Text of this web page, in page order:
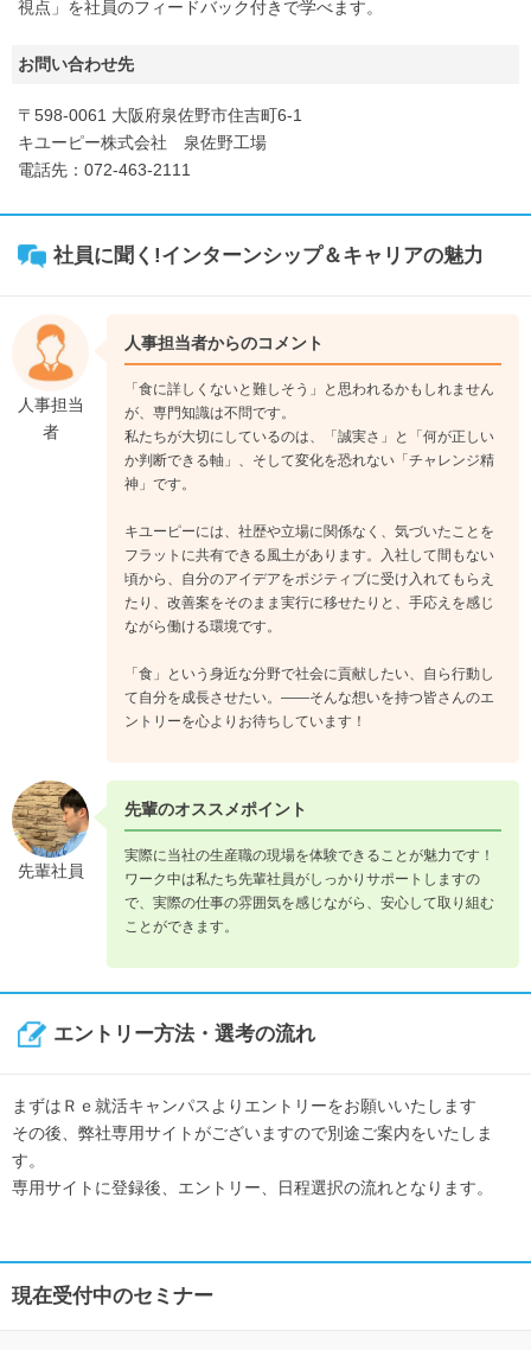
視点」を社員のフィードバック付きで学べます。
お問い合わせ先
〒598-0061 大阪府泉佐野市住吉町6-1
キユーピー株式会社 泉佐野工場
電話先：072-463-2111
社員に聞く!インターンシップ＆キャリアの魅力
人事担当
者
人事担当者からのコメント
「食に詳しくないと難しそう」と思われるかもしれません
が、専門知識は不問です。
私たちが大切にしているのは、「誠実さ」と「何が正しい
か判断できる軸」、そして変化を恐れない「チャレンジ精
神」です。
キユーピーには、社歴や立場に関係なく、気づいたことを
フラットに共有できる風土があります。入社して間もない
頃から、自分のアイデアをポジティブに受け入れてもらえ
たり、改善案をそのまま実行に移せたりと、手応えを感じ
ながら働ける環境です。
「食」という身近な分野で社会に貢献したい、自ら行動し
て自分を成長させたい。――そんな想いを持つ皆さんのエ
ントリーを心よりお待ちしています！
先輩社員
先輩のオススメポイント
実際に当社の生産職の現場を体験できることが魅力です！
ワーク中は私たち先輩社員がしっかりサポートしますの
で、実際の仕事の雰囲気を感じながら、安心して取り組む
ことができます。
エントリー方法・選考の流れ
まずはＲｅ就活キャンパスよりエントリーをお願いいたします
その後、弊社専用サイトがございますので別途ご案内をいたしま
す。
専用サイトに登録後、エントリー、日程選択の流れとなります。
現在受付中のセミナー